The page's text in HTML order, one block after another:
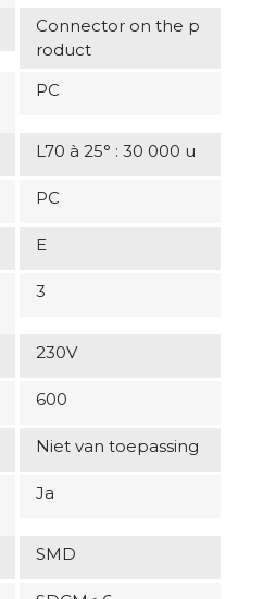
Connector on the p
roduct
PC
L70 à 25° : 30 000 u
PC
E
3
230V
600
Niet van toepassing
Ja
SMD